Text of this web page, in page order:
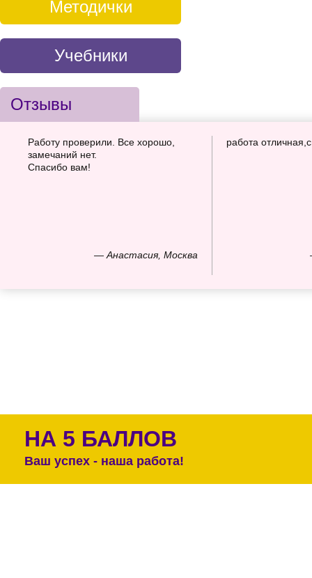
Методички
Учебники
Отзывы
— Анастасия, Москва
Работу проверили. Все хорошо,
замечаний нет.
Спасибо вам!
работа
НА 5 БАЛЛОВ
Ваш успех - наша работа!